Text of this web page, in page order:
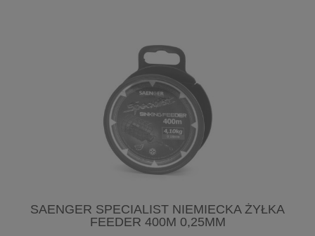
SAENGER SPECIALIST NIEMIECKA ŻYŁKA
FEEDER 400M 0,25MM